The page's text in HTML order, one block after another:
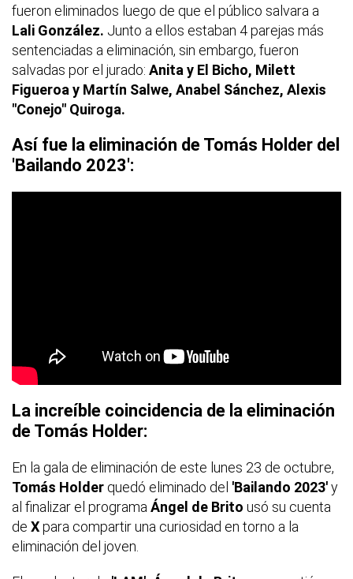
fueron eliminados luego de que el público salvara a
Lali González. Junto a ellos estaban 4 parejas más
sentenciadas a eliminación, sin embargo, fueron
salvadas por el jurado: Anita y El Bicho, Milett
Figueroa y Martín Salwe, Anabel Sánchez, Alexis
"Conejo" Quiroga.
Así fue la eliminación de Tomás Holder del
'Bailando 2023':
La increíble coincidencia de la eliminación
de Tomás Holder:
En la gala de eliminación de este lunes 23 de octubre,
Tomás Holder quedó eliminado del 'Bailando 2023'y
al finalizar el programaÁngel de Brito usó su cuenta
de Xpara compartir una curiosidad en torno a la
eliminación del joven.